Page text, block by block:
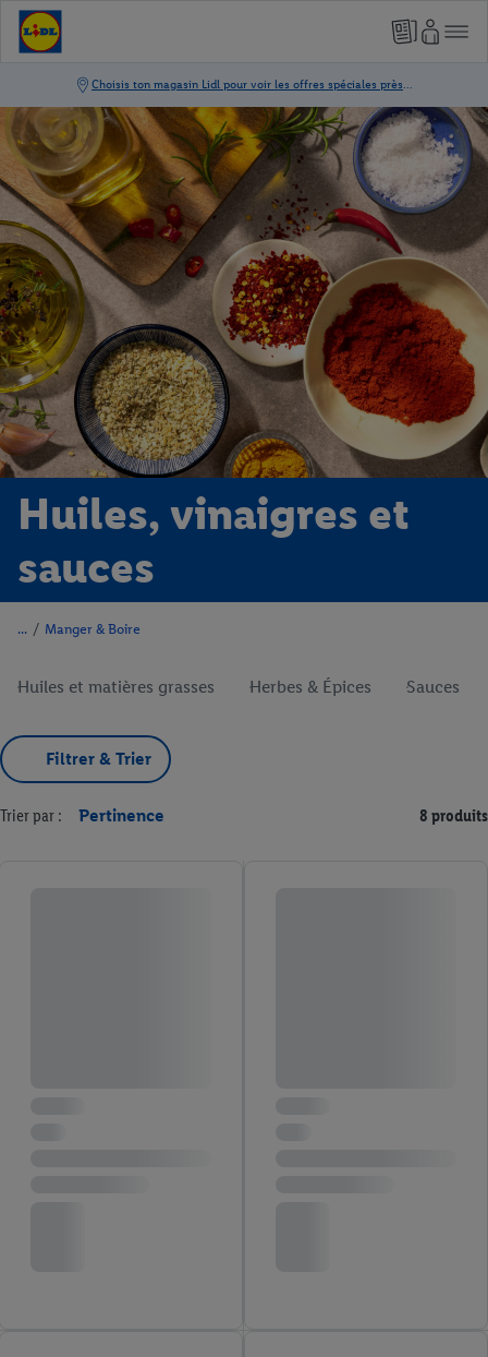
Huiles, vinaigres et
sauces
/ Manger & Boire
Huiles et matières grasses Herbes & Épices Sauces
Filtrer & Trier
Trier par : Pertinence 8 produits